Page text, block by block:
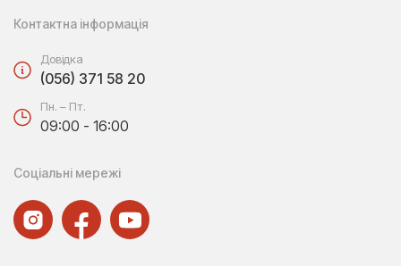
Контактна інформація
Довідка
(056) 371 58 20
Пн. – Пт.
09:00 - 16:00
Соціальні мережі